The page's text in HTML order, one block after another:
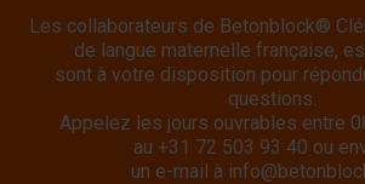
Les collaborateurs de Betonblock®
de langue maternelle française,
sont à votre disposition pour
questions.
Appelez les jours ouvrables entre
au +31 72 503 93 40 ou
un e-mail à